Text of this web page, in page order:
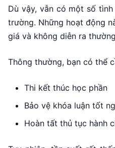
Dù vậy, vẫn có một số
trường. Những hoạt động
giá và không diễn ra
Thông thường, bạn có thể
Thi kết thúc học phần
Bảo vệ khóa luận tốt
Hoàn tất thủ tục hành